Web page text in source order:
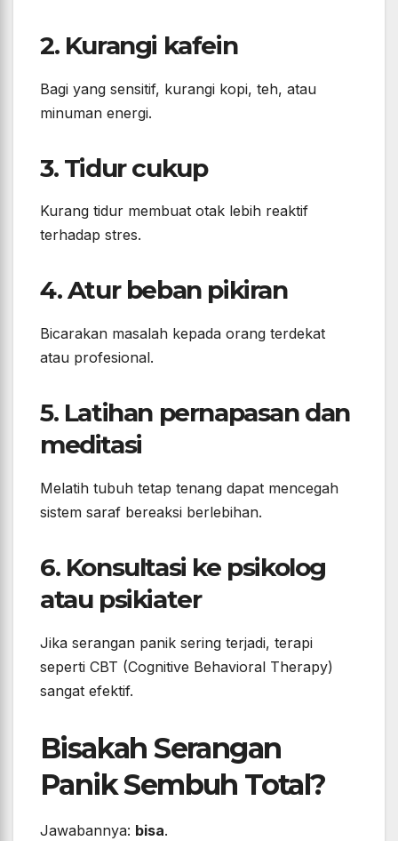
2. Kurangi kafein
Bagi yang sensitif, kurangi kopi, teh, atau
minuman energi.
3. Tidur cukup
Kurang tidur membuat otak lebih reaktif
terhadap stres.
4. Atur beban pikiran
Bicarakan masalah kepada orang terdekat
atau profesional.
5. Latihan pernapasan dan
meditasi
Melatih tubuh tetap tenang dapat mencegah
sistem saraf bereaksi berlebihan.
6. Konsultasi ke psikolog
atau psikiater
Jika serangan panik sering terjadi, terapi
seperti CBT (Cognitive Behavioral Therapy)
sangat efektif.
Bisakah Serangan
Panik Sembuh Total?
Jawabannya: bisa.